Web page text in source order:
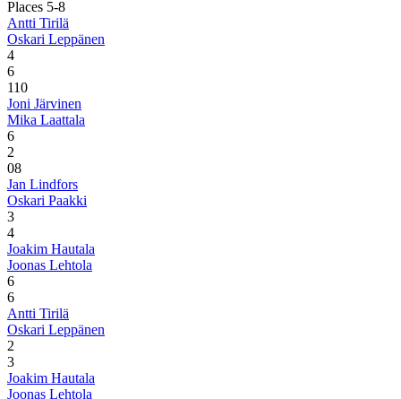
Places 5-8
Antti Tirilä
Oskari Leppänen
4
6
110
Joni Järvinen
Mika Laattala
6
2
08
Jan Lindfors
Oskari Paakki
3
4
Joakim Hautala
Joonas Lehtola
6
6
Antti Tirilä
Oskari Leppänen
2
3
Joakim Hautala
Joonas Lehtola